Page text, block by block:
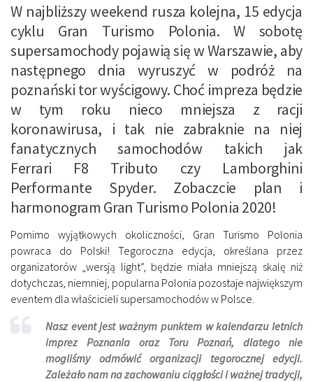
W najbliższy weekend rusza kolejna, 15 edycja
cyklu Gran Turismo Polonia. W sobotę
supersamochody pojawią się w Warszawie, aby
następnego dnia wyruszyć w podróż na
poznański tor wyścigowy. Choć impreza będzie
w tym roku nieco mniejsza z racji
koronawirusa, i tak nie zabraknie na niej
fanatycznych samochodów takich jak
Ferrari F8 Tributo czy Lamborghini
Performante Spyder. Zobaczcie plan i
harmonogram Gran Turismo Polonia 2020!
Pomimo wyjątkowych okoliczności, Gran Turismo Polonia
powraca do Polski! Tegoroczna edycja, określana przez
organizatorów „wersją light”, będzie miała mniejszą skalę niż
dotychczas, niemniej, popularna Polonia pozostaje największym
eventem dla właścicieli supersamochodów w Polsce.
Nasz event jest ważnym punktem w kalendarzu letnich
imprez Poznania oraz Toru Poznań, dlatego nie
mogliśmy odmówić organizacji tegorocznej edycji.
Zależało nam na zachowaniu ciągłości i ważnej tradycji,